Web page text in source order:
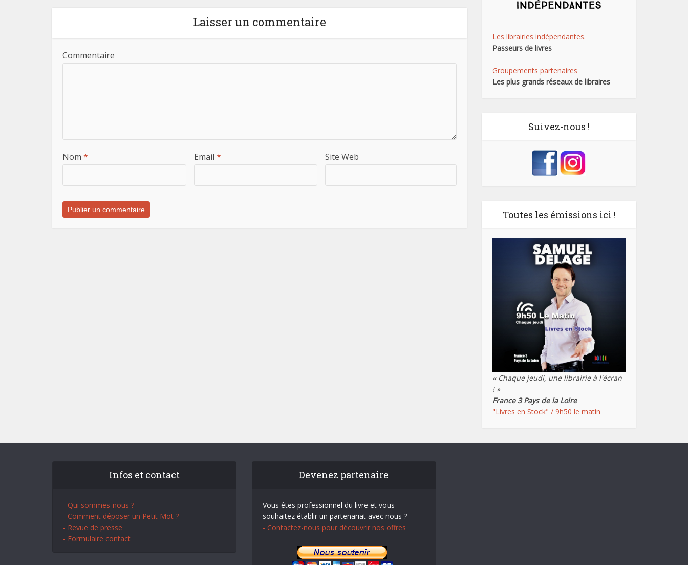
Laisser un commentaire
Commentaire
Nom * Email * Site Web
Les librairies indépendantes.
Passeurs de livres
Groupements partenaires
Les plus grands réseaux de libraires
Suivez-nous !
Toutes les émissions ici !
« Chaque jeudi, une librairie à l'écran
! »
France 3 Pays de la Loire
"Livres en Stock" / 9h50 le matin
Infos et contact
- Qui sommes-nous ?
- Comment déposer un Petit Mot ?
- Revue de presse
- Formulaire contact
Devenez partenaire
Vous êtes professionnel du livre et vous
souhaitez établir un partenariat avec nous ?
- Contactez-nous pour découvrir nos offres